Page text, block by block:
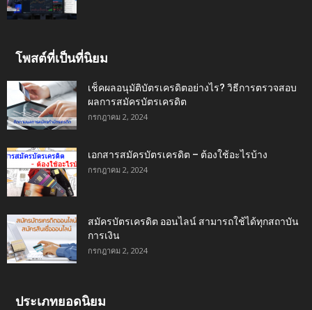
โพสต์ที่เป็นที่นิยม
เช็คผลอนุมัติบัตรเครดิตอย่างไร? วิธีการตรวจสอบ
ผลการสมัครบัตรเครดิต
กรกฎาคม 2, 2024
เอกสารสมัครบัตรเครดิต – ต้องใช้อะไรบ้าง
กรกฎาคม 2, 2024
สมัครบัตรเครดิต ออนไลน์ สามารถใช้ได้ทุกสถาบัน
การเงิน
กรกฎาคม 2, 2024
ประเภทยอดนิยม